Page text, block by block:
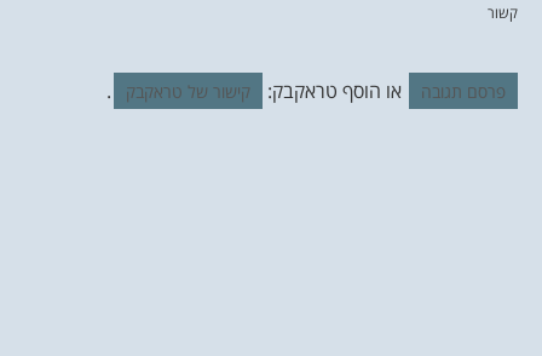
קשור
פרסם תגובה או הוסף טראקבק: קישור של טראקבק .